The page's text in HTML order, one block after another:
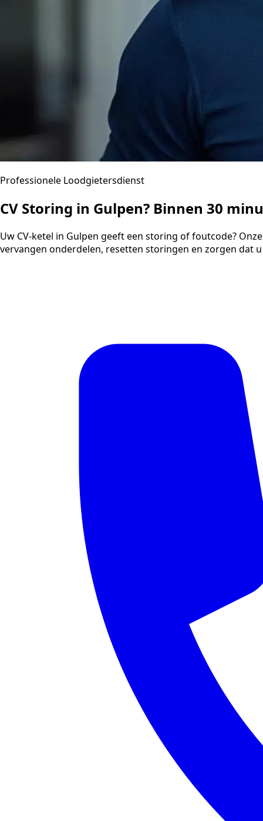
Professionele Loodgietersdienst
CV Storing in Gulpen? Binnen 30
Uw CV-ketel in Gulpen geeft een storing of foutcode?
vervangen onderdelen, resetten storingen en zorgen dat